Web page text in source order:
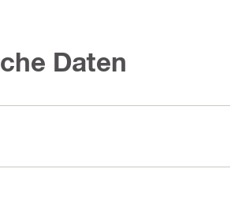
Daten